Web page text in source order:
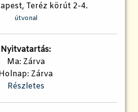
Teréz körút 2-4.
útvonal
Nyitvatartás:
Ma: Zárva
Holnap: Zárva
Részletes